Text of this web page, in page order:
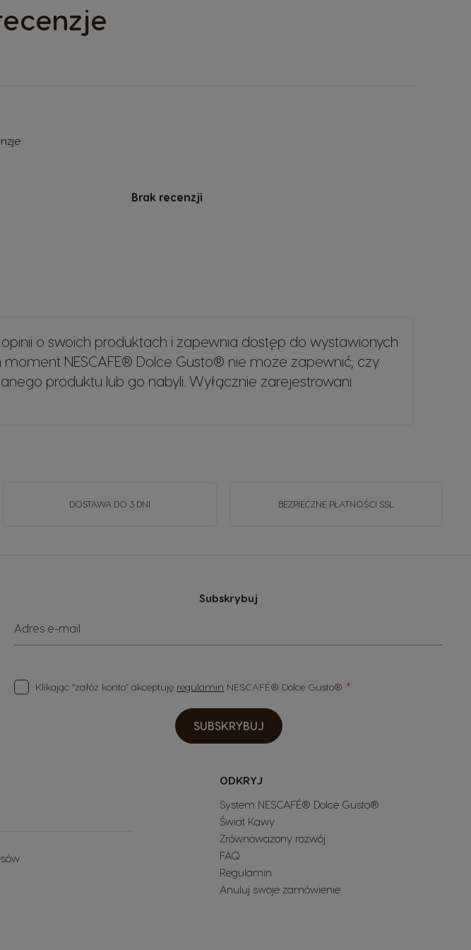
Brak recenzji
o swoich produktach i zapewnia dostęp do wystawionych
NESCAFE® Dolce Gusto® nie może zapewnić, czy
produktu lub go nabyli. Wyłącznie zarejestrowani
DOSTAWA DO 3 DNI BEZPIECZNE PŁATNOŚCI SSL
Subskrybuj
Adres e-mail
Klikając “załóż konto” akceptuję regulamin NESCAFÉ® Dolce Gusto®
SUBSKRYBUJ
ODKRYJ
System NESCAFÉ® Dolce Gusto®
Świat Kawy
Zrównoważony rozwój
FAQ
Regulamin
Anuluj swoje zamówienie